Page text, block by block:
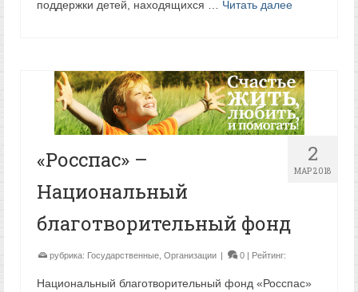
поддержки детей, находящихся … Читать далее
2
МАР 2018
«Росспас» –
Национальный
благотворительный фонд
рубрика: Государственные Организации | 0 | Рейтинг:
Национальный благотворительный фонд «Росспас»